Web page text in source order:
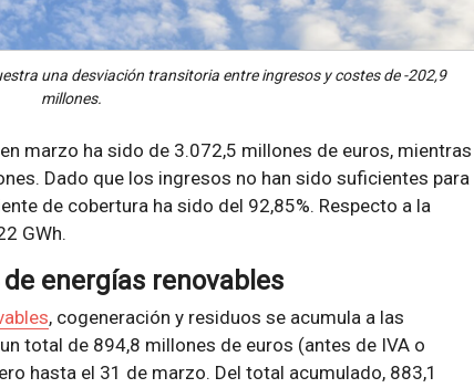
una desviación transitoria entre ingresos y costes de -202,9
millones.
marzo ha sido de 3.072,5 millones de euros, mientras
Dado que los ingresos no han sido suficientes para
de cobertura ha sido del 92,85%. Respecto a la
GWh.
energías renovables
, cogeneración y residuos se acumula a las
total de 894,8 millones de euros (antes de IVA o
hasta el 31 de marzo. Del total acumulado, 883,1